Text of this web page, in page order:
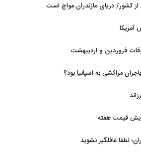
کشور/ دریای مازندران مواج است
آمریکا
فروردین و اردیبهشت
مراکشی به اسپانیا بود؟
قیمت هفته
لطفا غافلگیر نشوید